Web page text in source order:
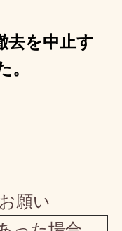
去を中止す
。
願い